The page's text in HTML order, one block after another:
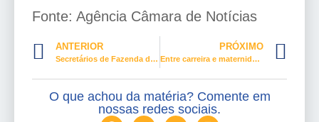
Fonte: Agência Câmara de Notícias
ANTERIOR
Secretários de Fazenda detalharão ações para combater a covid-19 nos estados
PRÓXIMO
Entre carreira e maternidade, mulheres equilibram forças
O que achou da matéria? Comente em
nossas redes sociais.